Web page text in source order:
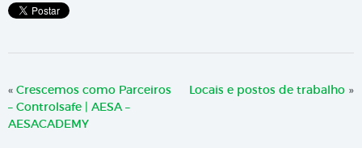
« Crescemos como Parceiros
– Controlsafe | AESA –
AESACADEMY
Locais e postos de trabalho »